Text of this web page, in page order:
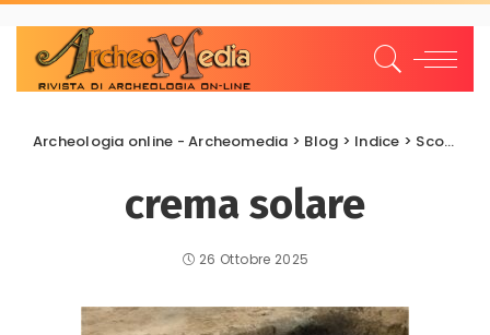
Archeologia online - Archeomedia > Blog > Indice > Scoperte e scavi
crema solare
26 Ottobre 2025